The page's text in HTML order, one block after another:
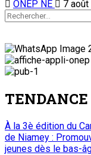
ONEP NE 7
À la 3è édition du
de Niamey :
jeunes dès le bas-